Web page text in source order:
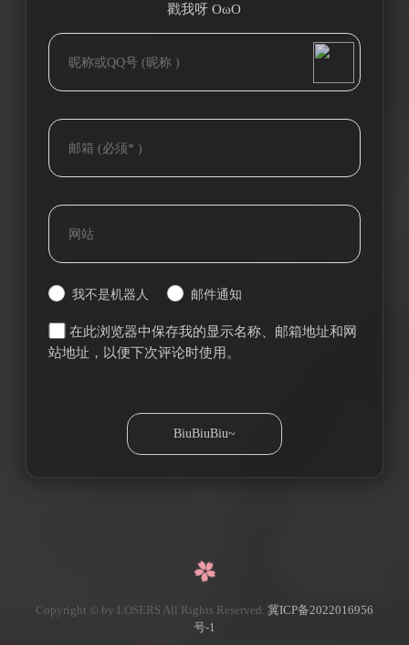
戳我呀 OωO
Tieba
我不是机器人 邮件通知
在此浏览器中保存我的显示名称、邮箱地址和网
站地址，以便下次评论时使用。
Copyright © by LOSERS All Rights Reserved. 冀ICP备2022016956
号-1